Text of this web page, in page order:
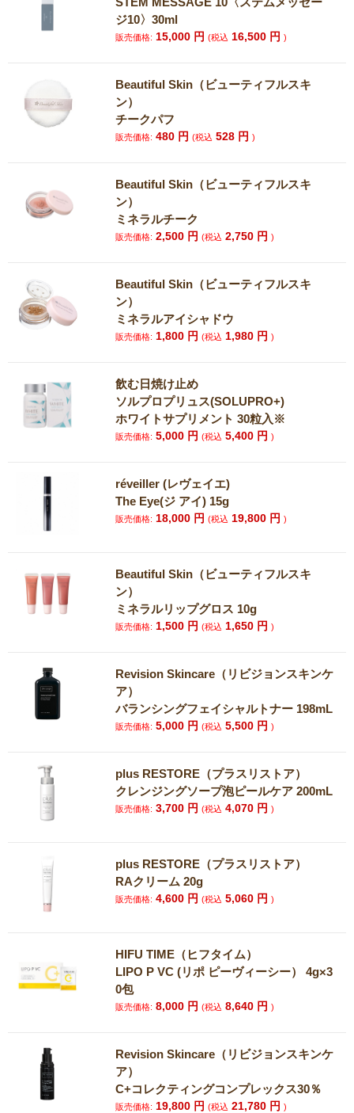
ジ10〉30ml
販売価格: 15,000 円(税込 16,500 円)
Beautiful Skin（ビューティフルスキ
ン）
チークパフ
販売価格: 480 円(税込 528 円)
Beautiful Skin（ビューティフルスキ
ン）
ミネラルチーク
販売価格: 2,500 円(税込 2,750 円)
Beautiful Skin（ビューティフルスキ
ン）
ミネラルアイシャドウ
販売価格: 1,800 円(税込 1,980 円)
飲む日焼け止め
ソルプロプリュス(SOLUPRO+)
ホワイトサプリメント 30粒入※
販売価格: 5,000 円(税込 5,400 円)
réveiller (レヴェイエ)
The Eye(ジ アイ) 15g
販売価格: 18,000 円(税込 19,800 円)
Beautiful Skin（ビューティフルスキ
ン）
ミネラルリップグロス 10g
販売価格: 1,500 円(税込 1,650 円)
Revision Skincare（リビジョンスキンケ
ア）
バランシングフェイシャルトナー 198mL
販売価格: 5,000 円(税込 5,500 円)
plus RESTORE（プラスリストア）
クレンジングソープ泡ピールケア 200mL
販売価格: 3,700 円(税込 4,070 円)
plus RESTORE（プラスリストア）
RAクリーム 20g
販売価格: 4,600 円(税込 5,060 円)
HIFU TIME（ヒフタイム）
LIPO P VC (リポ ピーヴィーシー） 4g×3
0包
販売価格: 8,000 円(税込 8,640 円)
Revision Skincare（リビジョンスキンケ
ア）
C+コレクティングコンプレックス30％
販売価格: 19,800 円(税込 21,780 円)